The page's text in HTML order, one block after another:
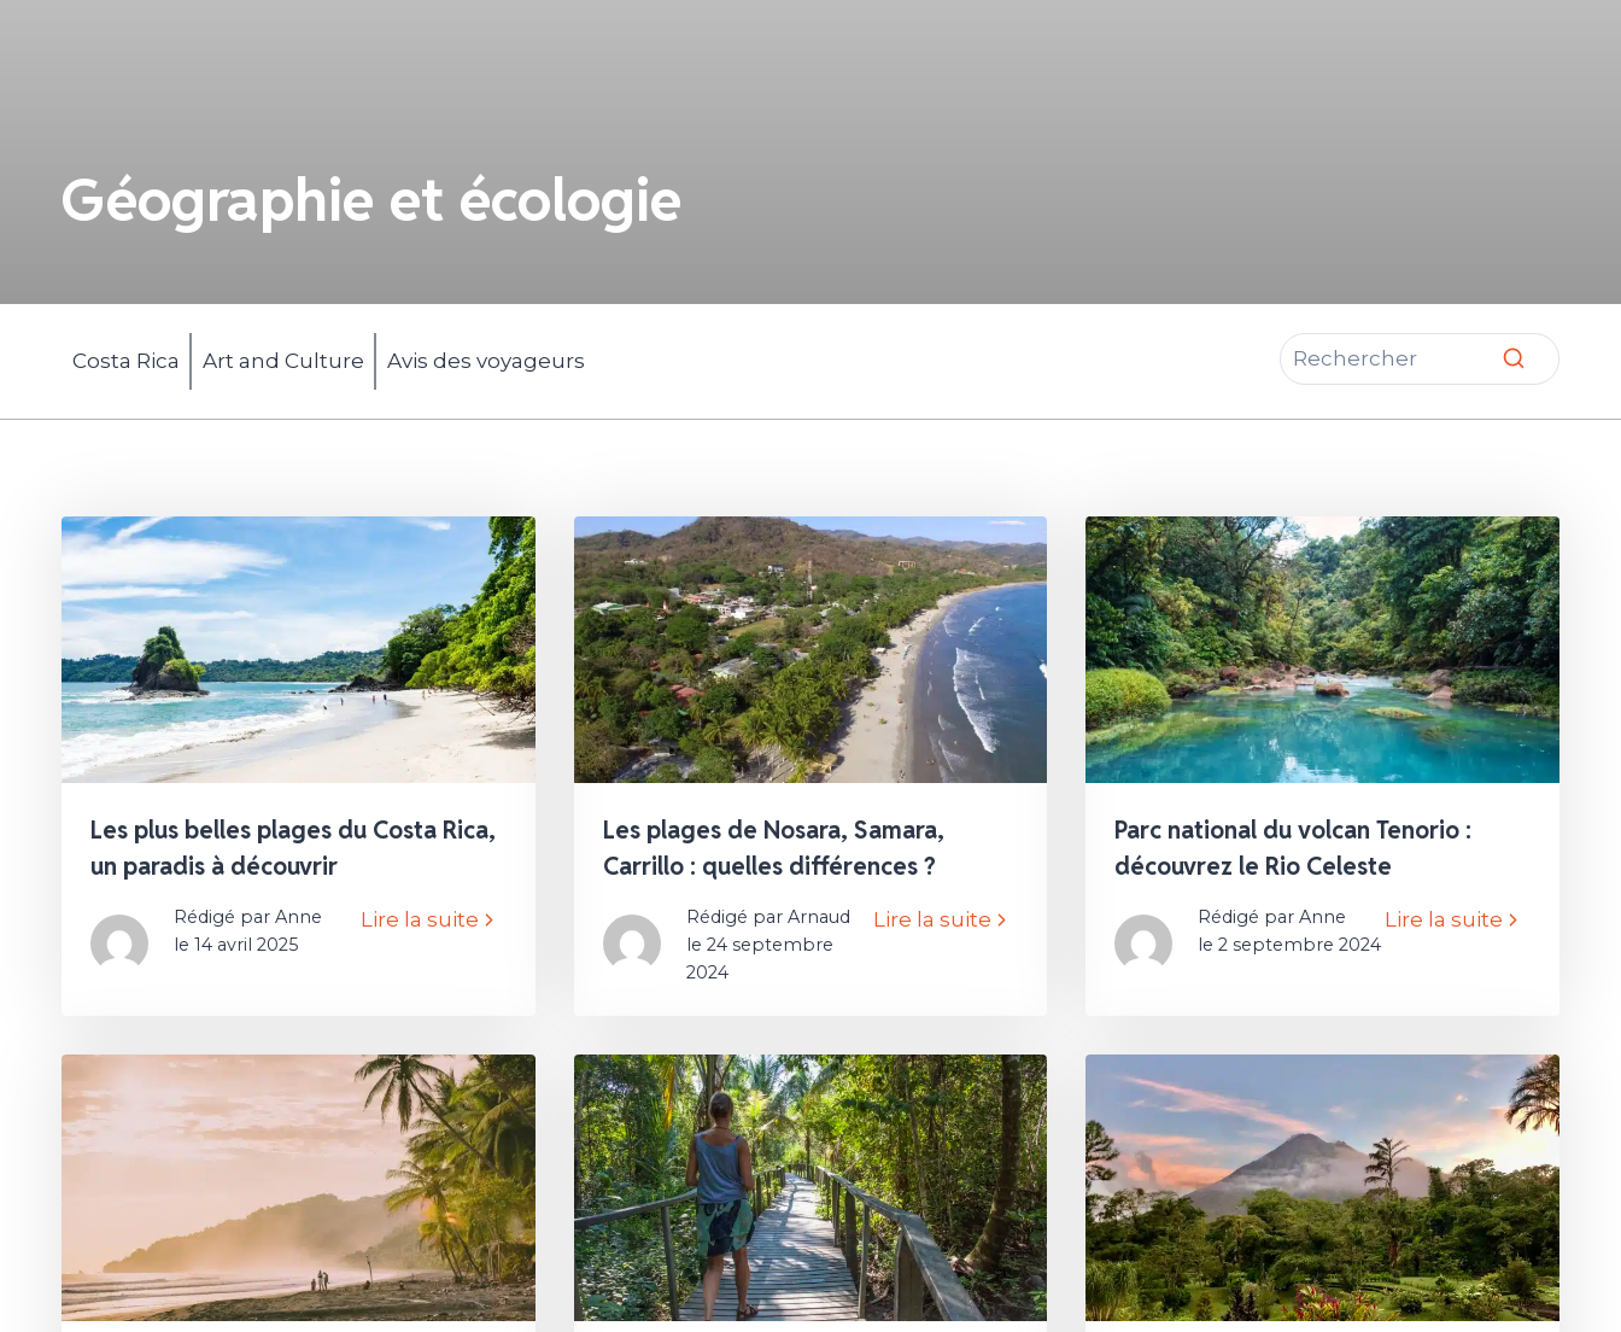
Géographie et écologie
Costa Rica Art and Culture Avis des voyageurs
Les plus belles plages du Costa Rica,
un paradis à découvrir
Rédigé par Anne
le 14 avril 2025
Lire la suite
Les plages de Nosara, Samara,
Carrillo : quelles différences ?
Rédigé par Arnaud
le 24 septembre
2024
Lire la suite
Parc national du volcan Tenorio :
découvrez le Rio Celeste
Rédigé par Anne
le 2 septembre 2024
Lire la suite